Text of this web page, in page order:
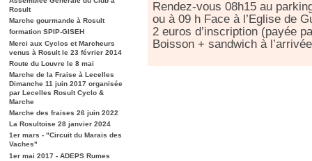
Rosult
Marche gourmande à Rosult
formation SPIP-GISEH
Merci aux Cyclos et Marcheurs
venus à Rosult le 23 février 2014
Route du Louvre le 8 mai
Marche de la Fraise à Lecelles
Dimanche 11 juin 2017 organisée
par Lecelles Rosult Cyclo &
Marche
Marche des fraises 26 juin 2022
La Rosultoise 28 janvier 2024
1er mars - "Circuit du Marais des
Vaches"
1er mai 2017 - ADEPS Rumes
Rendez-vous 08h15 au
ou à 09 h Face à l’Eglise de
2 euros d’inscription (payée
Boisson + sandwich à l’arrivée